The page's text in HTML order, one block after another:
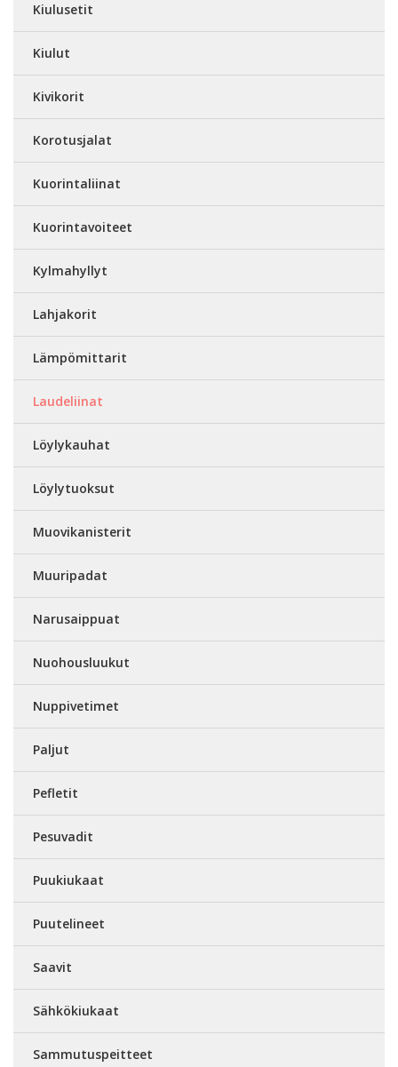
Kiulusetit
Kiulut
Kivikorit
Korotusjalat
Kuorintaliinat
Kuorintavoiteet
Kylmahyllyt
Lahjakorit
Lämpömittarit
Laudeliinat
Löylykauhat
Löylytuoksut
Muovikanisterit
Muuripadat
Narusaippuat
Nuohousluukut
Nuppivetimet
Paljut
Pefletit
Pesuvadit
Puukiukaat
Puutelineet
Saavit
Sähkökiukaat
Sammutuspeitteet